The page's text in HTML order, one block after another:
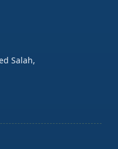
GSM), robotique
de mesure (multimètres,
Datasheets traduites en
garantie et SAV inclus
Salah,